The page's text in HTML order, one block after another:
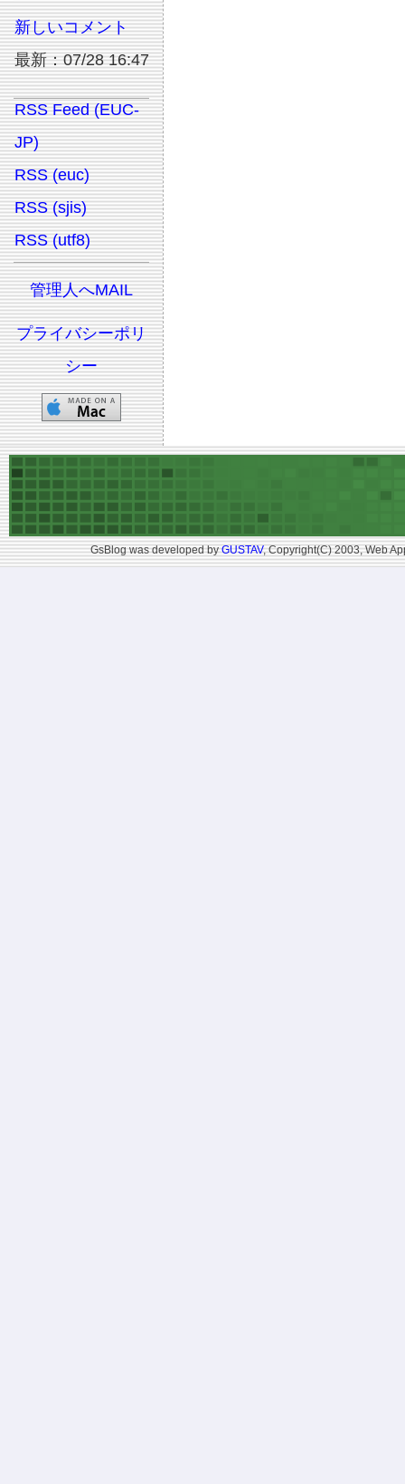
新しいコメント
最新：07/28 16:47
RSS Feed (EUC-
JP)
RSS (euc)
RSS (sjis)
RSS (utf8)
管理人へMAIL
プライバシーポリ
シー
GsBlog was developed byGUSTAV, Copyright(C) 2003, Web